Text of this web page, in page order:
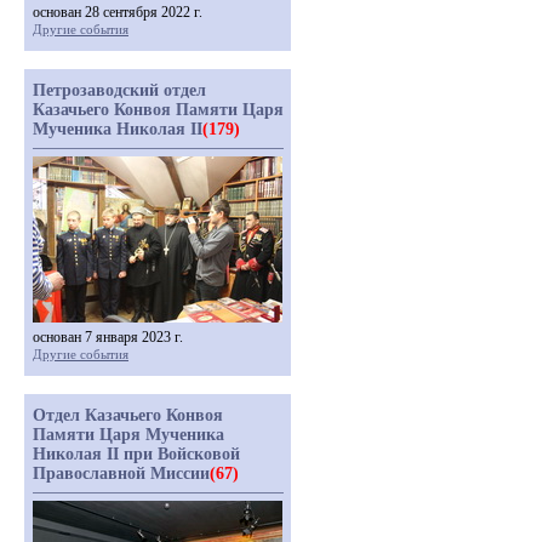
основан 28 сентября 2022 г.
Другие события
Петрозаводский отдел
Казачьего Конвоя Памяти Царя
Мученика Николая II(179)
основан 7 января 2023 г.
Другие события
Отдел Казачьего Конвоя
Памяти Царя Мученика
Николая II при Войсковой
Православной Миссии(67)